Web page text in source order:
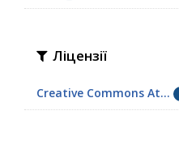
Ліцензії
Creative Commons At...